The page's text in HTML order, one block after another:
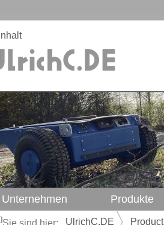
Inhalt
Unternehmen Produkte
Sie sind hier: UlrichC.DE Product